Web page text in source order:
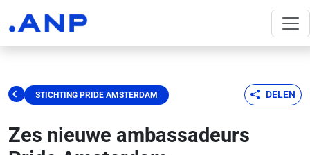
STICHTING PRIDE AMSTERDAM DELEN
Zes nieuwe ambassadeurs